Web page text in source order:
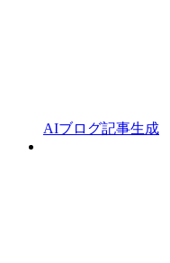
AIブログ記事生成